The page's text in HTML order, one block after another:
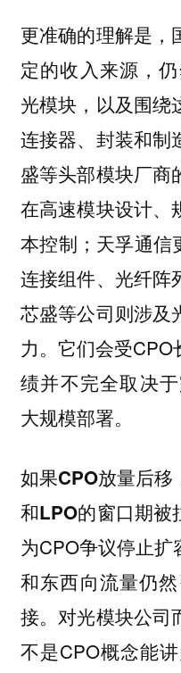
更准确的理解是，
定的收入来源，
光模块，以及围绕
连接器、封装和制
盛等头部模块厂商
在高速模块设计、
本控制；天孚通信
连接组件、光纤阵
芯盛等公司则涉及
力。它们会受
绩并不完全取决
大规模部署。
如果CPO放量后移
和LPO的窗口期被
为CPO争议停止
和东西向流量仍
接。对光模块公司
不是CPO概念能